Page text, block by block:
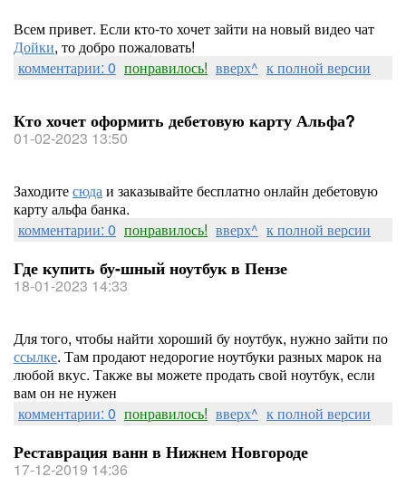
Всем привет. Если кто-то хочет зайти на новый видео чат
Дойки, то добро пожаловать!
комментарии: 0 понравилось! вверх^ к полной версии
Кто хочет оформить дебетовую карту Альфа?
01-02-2023 13:50
Заходитесюдаи заказывайте бесплатно онлайн дебетовую
карту альфа банка.
комментарии: 0 понравилось! вверх^ к полной версии
Где купить бу-шный ноутбук в Пензе
18-01-2023 14:33
Для того, чтобы найти хороший бу ноутбук, нужно зайти по
ссылке. Там продают недорогие ноутбуки разных марок на
любой вкус. Также вы можете продать свой ноутбук, если
вам он не нужен
комментарии: 0 понравилось! вверх^ к полной версии
Реставрация ванн в Нижнем Новгороде
17-12-2019 14:36